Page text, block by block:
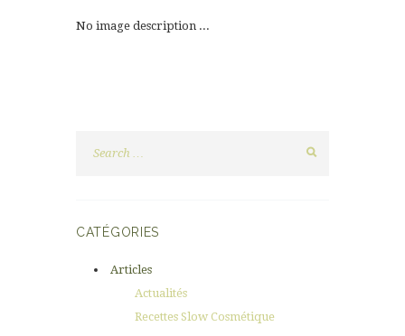
No image description ...
CATÉGORIES
Articles
Actualités
Recettes Slow Cosmétique